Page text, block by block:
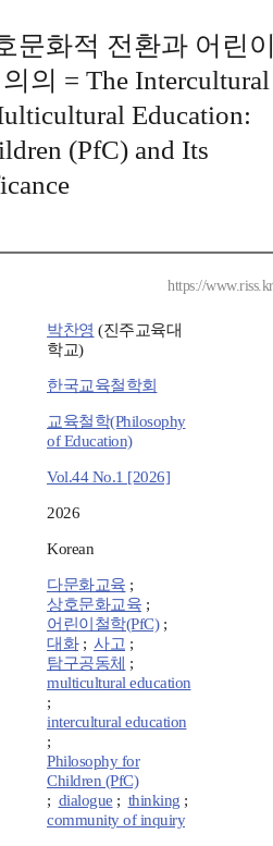
문화적 전환과 어린
의 = The Intercultural
Education:
(PfC) and Its
https://
박찬영 (진주교육대
학교)
한국교육철학회
교육철학(Philosophy
of Education)
Vol.44 No.1 [2026]
2026
Korean
다문화교육 ;
상호문화교육 ;
어린이철학(PfC);
대화; 사고 ;
탐구공동체 ;
multicultural education
;
intercultural education
;
Philosophy for
Children (PfC)
; dialogue ; thinking ;
community of inquiry